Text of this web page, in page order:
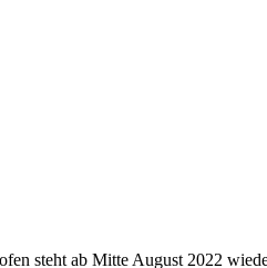
steht ab Mitte August 2022